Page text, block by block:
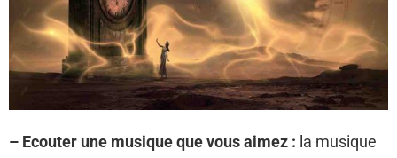
– Ecouter une musique que vous aimez : la musique